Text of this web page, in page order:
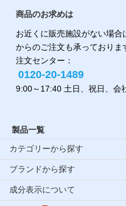
商品のお求めは
お近くに販売施設がない場
からのご注文も承っておりま
注文センター：
0120-20-1489
9:00～17:40 土日、祝日、会
製品一覧
カテゴリーから探す
ブランドから探す
成分表示について